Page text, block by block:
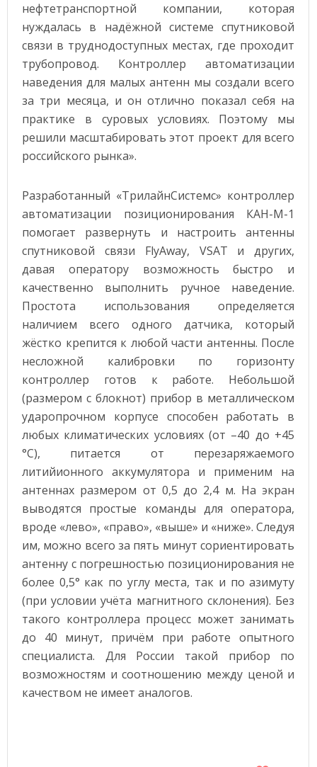
нефтетранспортной компании, которая
нуждалась в надёжной системе спутниковой
связи в труднодоступных местах, где проходит
трубопровод. Контроллер автоматизации
наведения для малых антенн мы создали всего
за три месяца, и он отлично показал себя на
практике в суровых условиях. Поэтому мы
решили масштабировать этот проект для всего
российского рынка».
Разработанный «ТрилайнСистемс» контроллер
автоматизации позиционирования КАН-М-1
помогает развернуть и настроить антенны
спутниковой связи FlyAway, VSAT и других,
давая оператору возможность быстро и
качественно выполнить ручное наведение.
Простота использования определяется
наличием всего одного датчика, который
жёстко крепится к любой части антенны. После
несложной калибровки по горизонту
контроллер готов к работе. Небольшой
(размером с блокнот) прибор в металлическом
ударопрочном корпусе способен работать в
любых климатических условиях (от –40 до +45
°С), питается от перезаряжаемого
литийионного аккумулятора и применим на
антеннах размером от 0,5 до 2,4 м. На экран
выводятся простые команды для оператора,
вроде «лево», «право», «выше» и «ниже». Следуя
им, можно всего за пять минут сориентировать
антенну с погрешностью позиционирования не
более 0,5° как по углу места, так и по азимуту
(при условии учёта магнитного склонения). Без
такого контроллера процесс может занимать
до 40 минут, причём при работе опытного
специалиста. Для России такой прибор по
возможностям и соотношению между ценой и
качеством не имеет аналогов.